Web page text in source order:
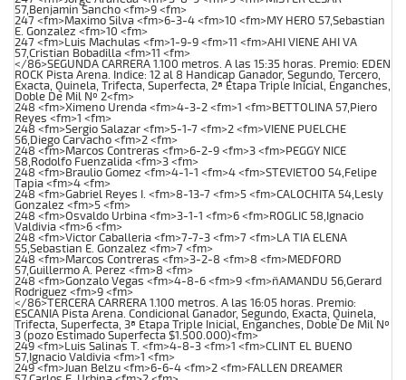
57,Benjamin Sancho <fm>9 <fm>
247 <fm>Maximo Silva <fm>6-3-4 <fm>10 <fm>MY HERO 57,Sebastian
E. Gonzalez <fm>10 <fm>
247 <fm>Luis Machulas <fm>1-9-9 <fm>11 <fm>AHI VIENE AHI VA
57,Cristian Bobadilla <fm>11 <fm>
</86>SEGUNDA CARRERA 1.100 metros. A las 15:35 horas. Premio: EDEN
ROCK Pista Arena. Indice: 12 al 8 Handicap Ganador, Segundo, Tercero,
Exacta, Quinela, Trifecta, Superfecta, 2ª Etapa Triple Inicial, Enganches,
Doble De Mil Nº 2<fm>
248 <fm>Ximeno Urenda <fm>4-3-2 <fm>1 <fm>BETTOLINA 57,Piero
Reyes <fm>1 <fm>
248 <fm>Sergio Salazar <fm>5-1-7 <fm>2 <fm>VIENE PUELCHE
56,Diego Carvacho <fm>2 <fm>
248 <fm>Marcos Contreras <fm>6-2-9 <fm>3 <fm>PEGGY NICE
58,Rodolfo Fuenzalida <fm>3 <fm>
248 <fm>Braulio Gomez <fm>4-1-1 <fm>4 <fm>STEVIETOO 54,Felipe
Tapia <fm>4 <fm>
248 <fm>Gabriel Reyes I. <fm>8-13-7 <fm>5 <fm>CALOCHITA 54,Lesly
Gonzalez <fm>5 <fm>
248 <fm>Osvaldo Urbina <fm>3-1-1 <fm>6 <fm>ROGLIC 58,Ignacio
Valdivia <fm>6 <fm>
248 <fm>Victor Caballeria <fm>7-7-3 <fm>7 <fm>LA TIA ELENA
55,Sebastian E. Gonzalez <fm>7 <fm>
248 <fm>Marcos Contreras <fm>3-2-8 <fm>8 <fm>MEDFORD
57,Guillermo A. Perez <fm>8 <fm>
248 <fm>Gonzalo Vegas <fm>4-8-6 <fm>9 <fm>ñAMANDU 56,Gerard
Rodriguez <fm>9 <fm>
</86>TERCERA CARRERA 1.100 metros. A las 16:05 horas. Premio:
ESCANIA Pista Arena. Condicional Ganador, Segundo, Exacta, Quinela,
Trifecta, Superfecta, 3ª Etapa Triple Inicial, Enganches, Doble De Mil Nº
3 (pozo Estimado Superfecta $1.500.000)<fm>
249 <fm>Luis Salinas T. <fm>4-8-3 <fm>1 <fm>CLINT EL BUENO
57,Ignacio Valdivia <fm>1 <fm>
249 <fm>Juan Belzu <fm>6-6-4 <fm>2 <fm>FALLEN DREAMER